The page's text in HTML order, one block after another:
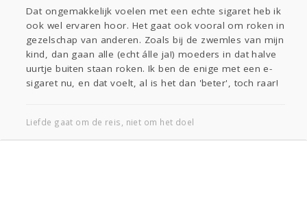
Dat ongemakkelijk voelen met een echte sigaret heb ik
ook wel ervaren hoor. Het gaat ook vooral om roken in
gezelschap van anderen. Zoals bij de zwemles van mijn
kind, dan gaan alle (echt álle ja!) moeders in dat halve
uurtje buiten staan roken. Ik ben de enige met een e-
sigaret nu, en dat voelt, al is het dan 'beter', toch raar!
Liefde gaat om de reis, niet om het doel